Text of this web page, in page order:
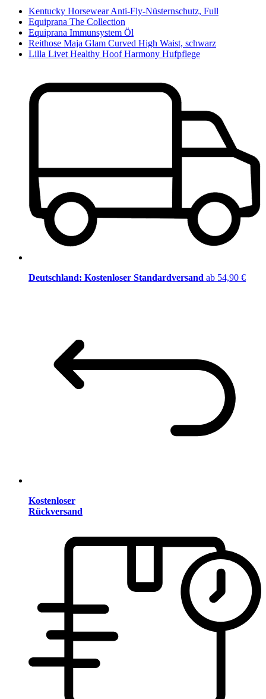
Kentucky Horsewear Anti-Fly-Nüsternschutz, Full
Equiprana The Collection
Equiprana Immunsystem Öl
Reithose Maja Glam Curved High Waist, schwarz
Lilla Livet Healthy Hoof Harmony Hufpflege
Deutschland: Kostenloser Standardversand ab 54,90 €
Kostenloser
Rückversand